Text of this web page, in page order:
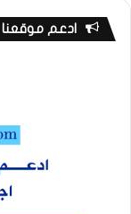
ادعم موقعنا